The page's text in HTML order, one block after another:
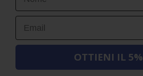
Email
OTTIENI IL 5%